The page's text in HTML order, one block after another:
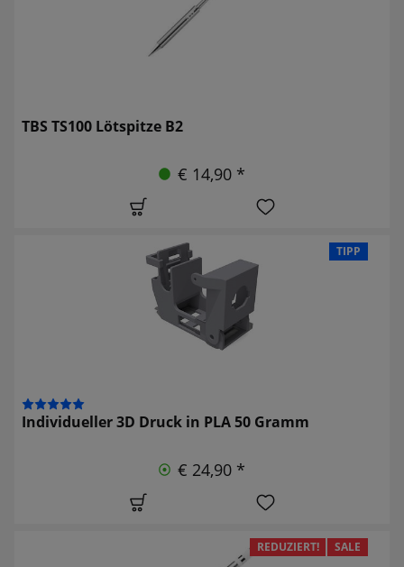
TBS TS100 Lötspitze B2
€ 14,90 *
TIPP
Individueller 3D Druck in PLA 50 Gramm
€ 24,90 *
REDUZIERT! SALE